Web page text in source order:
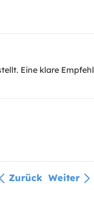
Eine klare
Zurück Weiter